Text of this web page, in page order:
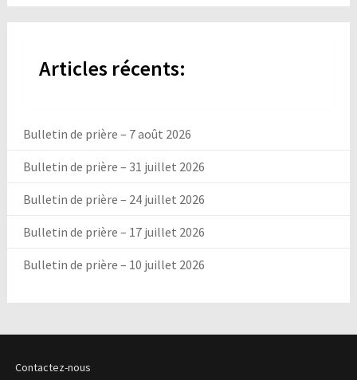
Articles récents:
Bulletin de prière – 7 août 2026
Bulletin de prière – 31 juillet 2026
Bulletin de prière – 24 juillet 2026
Bulletin de prière – 17 juillet 2026
Bulletin de prière – 10 juillet 2026
Contactez-nous